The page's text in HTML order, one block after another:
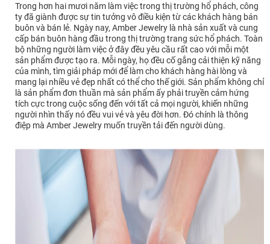
Trong hơn hai mươi năm làm việc trong thị trường hổ phách, công
ty đã giành được sự tin tưởng vô điều kiện từ các khách hàng bán
buôn và bán lẻ. Ngày nay, Amber Jewelry là nhà sản xuất và cung
cấp bán buôn hàng đầu trong thị trường trang sức hổ phách. Toàn
bộ những người làm việc ở đây đều yêu cầu rất cao với mỗi một
sản phẩm được tạo ra. Mỗi ngày, họ đều cố gắng cải thiện kỹ năng
của mình, tìm giải pháp mới để làm cho khách hàng hài lòng và
mang lại nhiều vẻ đẹp nhất có thể cho thế giới. Sản phẩm không chỉ
là sản phẩm đơn thuần mà sản phẩm ấy phải truyền cảm hứng
tích cực trong cuộc sống đến với tất cả mọi người, khiến những
người nhìn thấy nó đều vui vẻ và yêu đời hơn. Đó chính là thông
điệp mà Amber Jewelry muốn truyền tải đến người dùng.